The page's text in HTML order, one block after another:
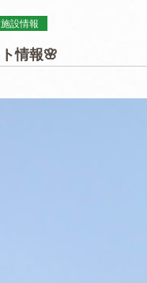
設情報
情報🌸